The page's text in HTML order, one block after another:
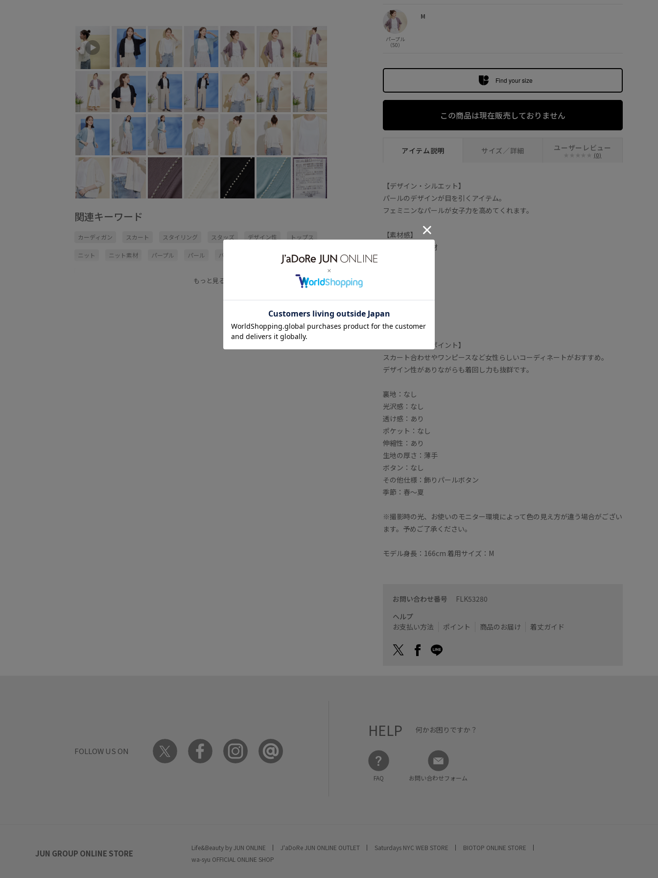
関連キーワード
カーディガン スカート スタイリング スタッズ デザイン性 トップス
ニット ニット素材 パープル パール パールカーディガン パールボタン
ボレロカーディガン
もっと見る
パープル
（50）
M
Find your size
この商品は現在販売しておりません
アイテム説明 サイズ／詳細 ユーザーレビュー
(0)
【デザイン・シルエット】
パールのデザインが目を引くアイテム。
フェミニンなパールが女子力を高めてくれます。
【素材感】
薄手のニット素材
【スタイリングポイント】
スカート合わせやワンピースなど女性らしいコーディネートがおすすめ。
デザイン性がありながらも着回し力も抜群です。
裏地：なし
光沢感：なし
透け感：あり
ポケット：なし
伸縮性：あり
生地の厚さ：薄手
ボタン：なし
その他仕様：飾りパールボタン
季節：春〜夏
※撮影時の光、お使いのモニター環境によって色の見え方が違う場合がござい
ます。予めご了承ください。
モデル身長：166cm 着用サイズ：M
お問い合わせ番号 FLK53280
ヘルプ
お支払い方法
ポイント 商品のお届け 着丈ガイド
FOLLOW US ON
HELP 何かお困りですか？
FAQ お問い合わせフォーム
JUN GROUP ONLINE STORE
Life&Beauty by JUN ONLINE J'aDoRe JUN ONLINE OUTLET Saturdays NYC WEB STORE
BIOTOP ONLINE STORE
wa-syu OFFICIAL ONLINE SHOP